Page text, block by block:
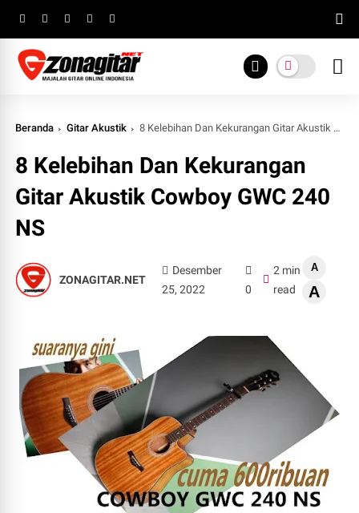
Beranda Gitar Akustik 8 Kelebihan Dan Kekurangan Gitar Akustik Cowboy GWC 240 NS
8 Kelebihan Dan Kekurangan
Gitar Akustik Cowboy GWC 240
NS
ZONAGITAR.NET
Desember
25, 2022
0
2 min
read
A
A